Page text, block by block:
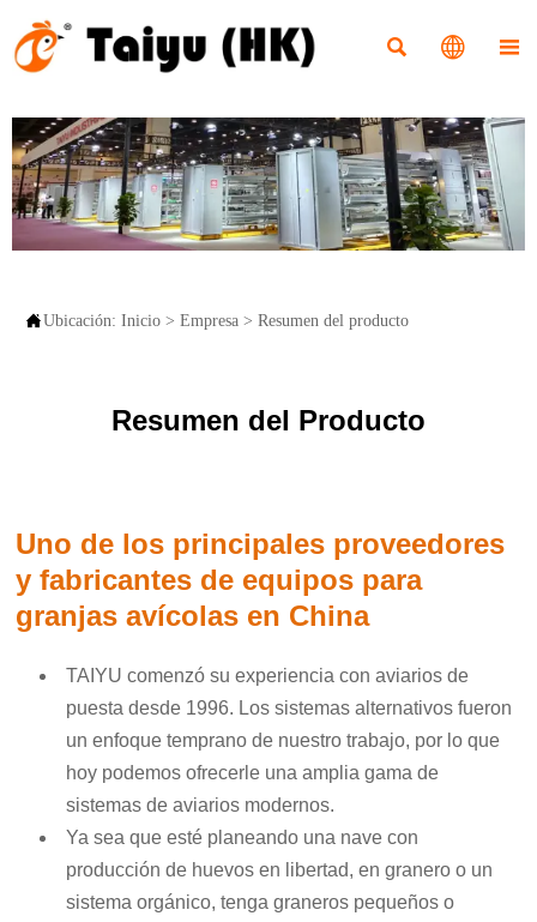
  
Ubicación: Inicio > Empresa > Resumen del producto
Resumen del Producto
Uno de los principales proveedores
y fabricantes de equipos para
granjas avícolas en China
TAIYU comenzó su experiencia con aviarios de
puesta desde 1996. Los sistemas alternativos fueron
un enfoque temprano de nuestro trabajo, por lo que
hoy podemos ofrecerle una amplia gama de
sistemas de aviarios modernos.
Ya sea que esté planeando una nave con
producción de huevos en libertad, en granero o un
sistema orgánico, tenga graneros pequeños o